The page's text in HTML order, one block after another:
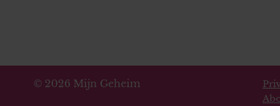
© 2026 Mijn Geheim